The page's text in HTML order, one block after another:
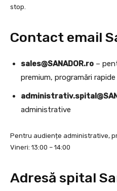
stop.
Contact email
sales@SANADOR.ro –
premium, programări
administrative
Pentru audiențe administrative,
Vineri: 13:00 – 14:00
Adresă spital